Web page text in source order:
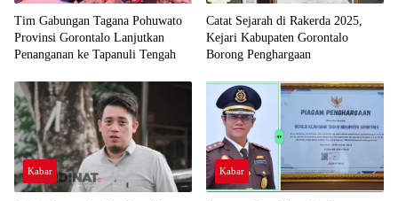
Tim Gabungan Tagana Pohuwato
Provinsi Gorontalo Lanjutkan
Penanganan ke Tapanuli Tengah
Catat Sejarah di Rakerda 2025,
Kejari Kabupaten Gorontalo
Borong Penghargaan
Kabar Kabar